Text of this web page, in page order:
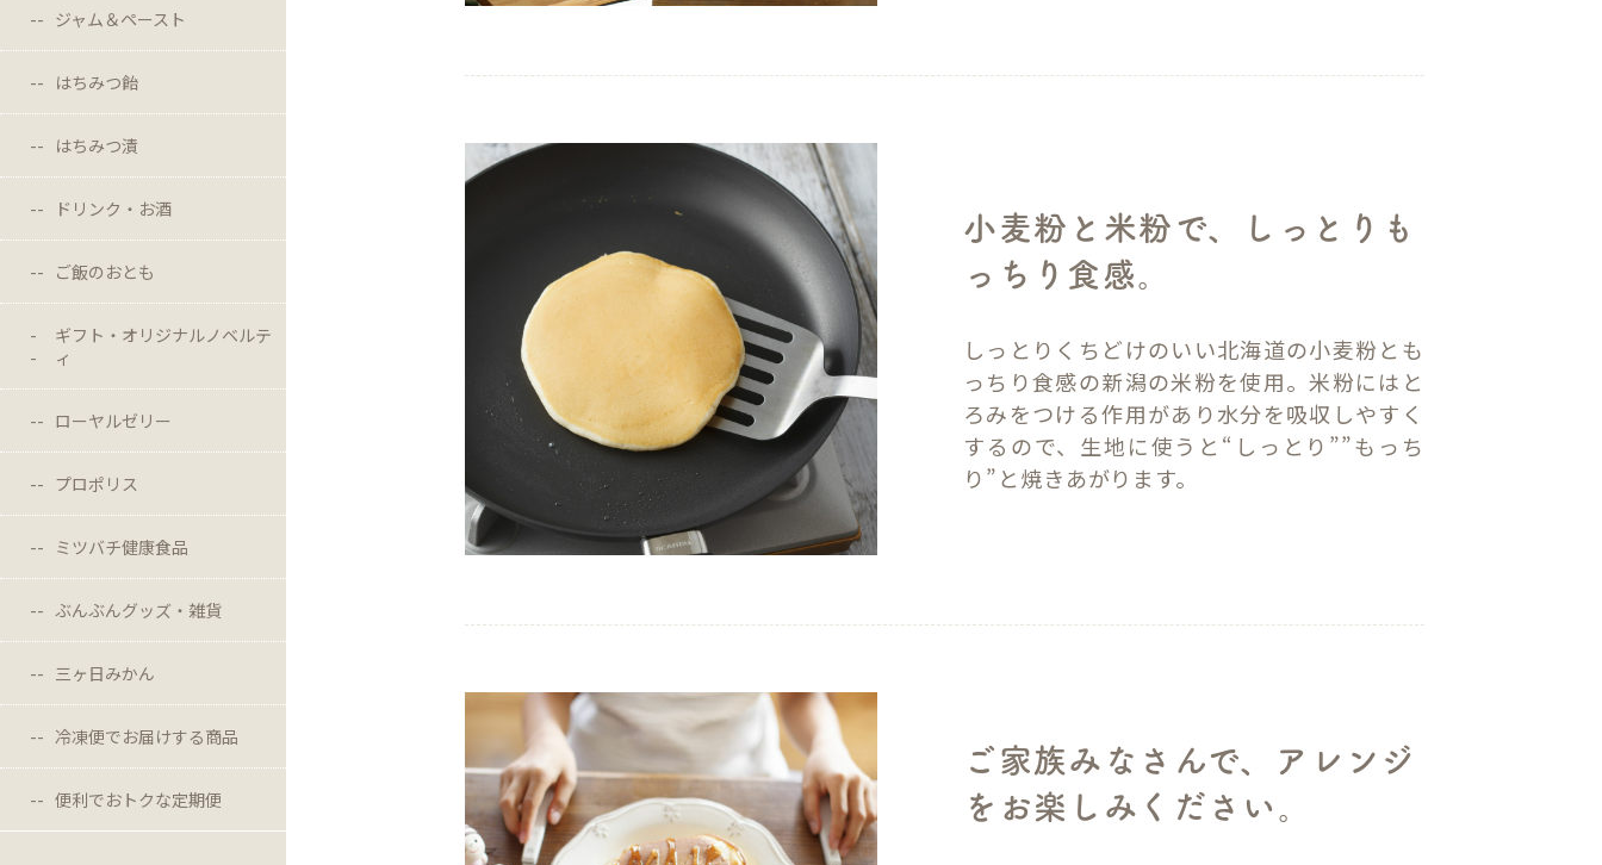
ジャム＆ペースト
はちみつ飴
はちみつ漬
ドリンク・お酒
ご飯のおとも
ギフト・オリジナルノベルテ
ィ
ローヤルゼリー
プロポリス
ミツバチ健康食品
ぶんぶんグッズ・雑貨
三ヶ日みかん
冷凍便でお届けする商品
便利でおトクな定期便
小麦粉と米粉で、しっとりも
っちり食感。
しっとりくちどけのいい北海道の小麦粉とも
っちり食感の新潟の米粉を使用。米粉にはと
ろみをつける作用があり水分を吸収しやすく
するので、生地に使うと“しっとり””もっち
り”と焼きあがります。
ご家族みなさんで、アレンジ
をお楽しみください。